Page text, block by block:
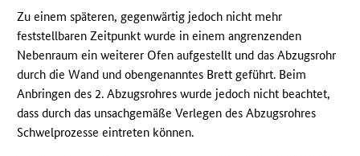
Zu einem späteren, gegenwärtig jedoch nicht mehr
feststellbaren Zeitpunkt wurde in einem angrenzenden
Nebenraum ein weiterer Ofen aufgestellt und das Abzugsrohr
durch die Wand und obengenanntes Brett geführt. Beim
Anbringen des 2. Abzugsrohres wurde jedoch nicht beachtet,
dass durch das unsachgemäße Verlegen des Abzugsrohres
Schwelprozesse eintreten können.